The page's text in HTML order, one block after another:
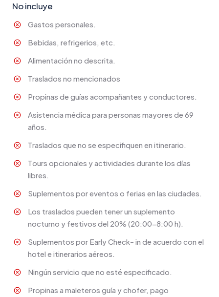
No incluye
Gastos personales.
Bebidas, refrigerios, etc.
Alimentación no descrita.
Traslados no mencionados
Propinas de guías acompañantes y conductores.
Asistencia médica para personas mayores de 69
años.
Traslados que no se especifiquen en itinerario.
Tours opcionales y actividades durante los días
libres.
Suplementos por eventos o ferias en las ciudades.
Los traslados pueden tener un suplemento
nocturno y festivos del 20% (20:00-8:00 h).
Suplementos por Early Check- in de acuerdo con el
hotel e itinerarios aéreos.
Ningún servicio que no esté especificado.
Propinas a maleteros guía y chofer, pago